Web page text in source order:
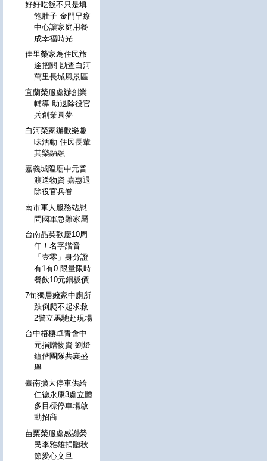
好好吃飯不只是填
飽肚子 金門早療
中心讓家庭用餐
成幸福時光
佳里榮家為住民旅
途把關 勘查白河
萬里長城風景區
宜蘭榮服處辦創業
輔導 助退除役官
兵創業圓夢
白河榮家辦歡樂趣
味活動 住民長輩
其樂融融
嘉義城隍廟中元普
渡送物資 嘉惠退
除役官兵眷
南市軍人服務站慰
問國軍急難家屬
台南晶英歡慶10周
年！名字諧音
「壹零」身分證
有1有0 限量限時
餐飲10元銅板價
7旬獨居嬤家中廁所
跌倒爬不起求救
2警立馬馳赴現場
台中梧棲卓青會中
元捐贈物資 劉燈
鐘偕團隊共襄盛
舉
臺南擴大停車供給
仁德永康3處立體
多目標停車場啟
動招商
苗栗榮服處感謝榮
民李雅雄捐贈秋
節愛心文旦